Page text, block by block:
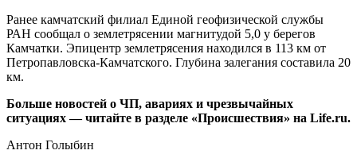
Ранее камчатский филиал Единой геофизической службы
РАН сообщал о землетрясении магнитудой 5,0 у берегов
Камчатки. Эпицентр землетрясения находился в 113 км от
Петропавловска-Камчатского. Глубина залегания составила 20
км.
Больше новостей о ЧП, авариях и чрезвычайных
ситуациях — читайте в разделе «Происшествия» на Life.ru.
Антон Голыбин